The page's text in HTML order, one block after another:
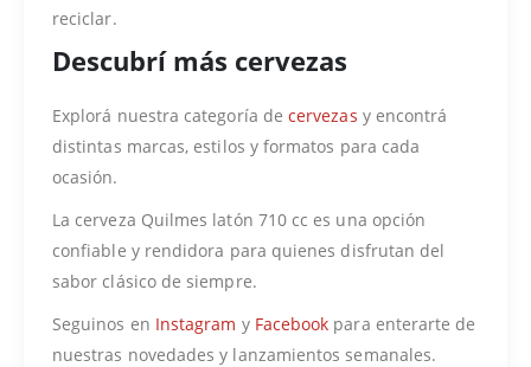
reciclar.
Descubrí más cervezas
Explorá nuestra categoría decervezas y encontrá
distintas marcas, estilos y formatos para cada
ocasión.
La cerveza Quilmes latón 710 cc es una opción
confiable y rendidora para quienes disfrutan del
sabor clásico de siempre.
Seguinos en Instagram y Facebook para enterarte de
nuestras novedades y lanzamientos semanales.